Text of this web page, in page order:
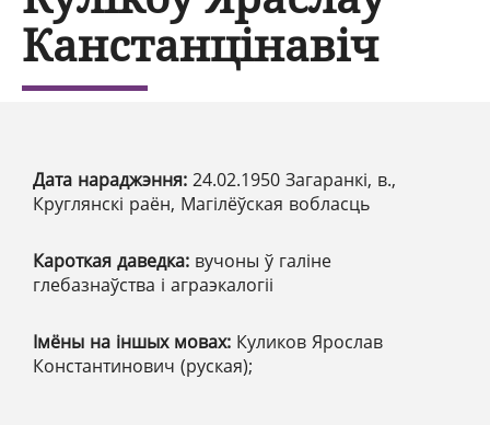
Канстанцінавіч
Дата нараджэння: 24.02.1950 Загаранкі, в.,
Круглянскі раён, Магілёўская вобласць
Кароткая даведка: вучоны ў галіне
глебазнаўства і аграэкалогіі
Імёны на іншых мовах: Куликов Ярослав
Константинович (руская);